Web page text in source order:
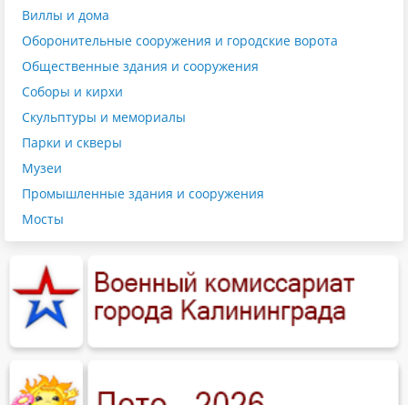
Виллы и дома
Оборонительные сооружения и городские ворота
Общественные здания и сооружения
Соборы и кирхи
Скульптуры и мемориалы
Парки и скверы
Музеи
Промышленные здания и сооружения
Мосты